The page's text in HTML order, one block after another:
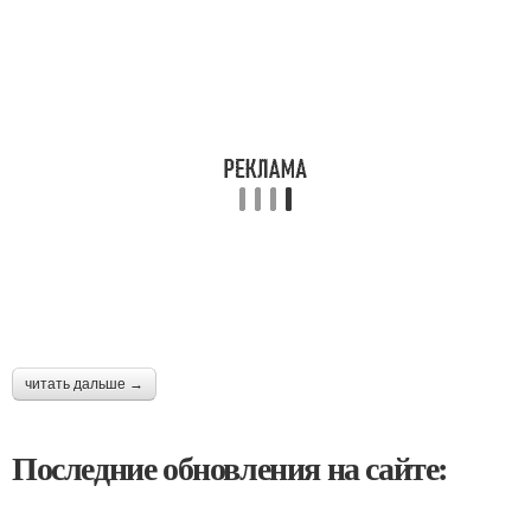
читать дальше →
Последние обновления на сайте: